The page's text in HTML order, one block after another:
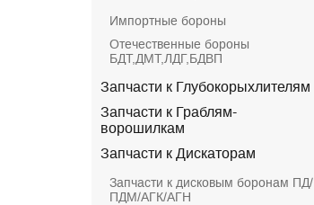
Импортные бороны
Отечественные бороны
БДТ,ДМТ,ЛДГ,БДВП
Запчасти к Глубокорыхлителям
Запчасти к Граблям-
ворошилкам
Запчасти к Дискаторам
Запчасти к дисковым боронам ПД/
ПДМ/АГК/АГН